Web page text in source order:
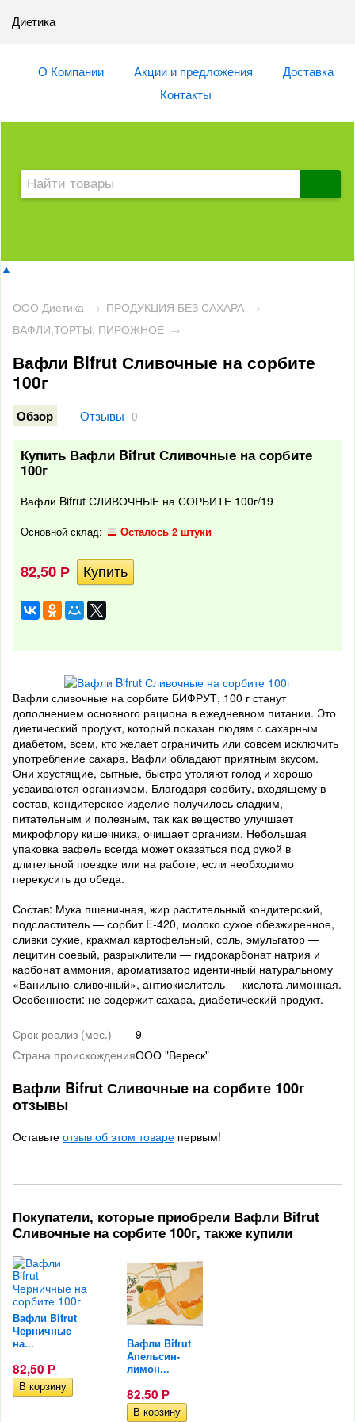
Диетика
О Компании Акции и предложения
Доставка
Контакты
▲
ООО Диетика → ПРОДУКЦИЯ БЕЗ САХАРА →
ВАФЛИ,ТОРТЫ, ПИРОЖНОЕ →
Вафли Bifrut Сливочные на сорбите
100г
Обзор Отзывы 0
Купить Вафли Bifrut Сливочные на сорбите
100г
Вафли Bifrut СЛИВОЧНЫЕ на СОРБИТЕ 100г/19
Основной склад: Осталось 2 штуки
82,50 Р
Вафли сливочные на сорбите БИФРУТ, 100 г станут
дополнением основного рациона в ежедневном питании. Это
диетический продукт, который показан людям с сахарным
диабетом, всем, кто желает ограничить или совсем исключить
употребление сахара. Вафли обладают приятным вкусом.
Они хрустящие, сытные, быстро утоляют голод и хорошо
усваиваются организмом. Благодаря сорбиту, входящему в
состав, кондитерское изделие получилось сладким,
питательным и полезным, так как вещество улучшает
микрофлору кишечника, очищает организм. Небольшая
упаковка вафель всегда может оказаться под рукой в
длительной поездке или на работе, если необходимо
перекусить до обеда.
Состав: Мука пшеничная, жир растительный кондитерский,
подсластитель — сорбит E-420, молоко сухое обезжиренное,
сливки сухие, крахмал картофельный, соль, эмульгатор —
лецитин соевый, разрыхлители — гидрокарбонат натрия и
карбонат аммония, ароматизатор идентичный натуральному
«Ванильно-сливочный», антиокислитель — кислота лимонная.
Особенности: не содержит сахара, диабетический продукт.
Срок реализ (мес.)
9 —
Страна происхожденияООО "Вереск"
Вафли Bifrut Сливочные на сорбите 100г
отзывы
Оставьте отзыв об этом товаре первым!
Покупатели, которые приобрели Вафли Bifrut
Сливочные на сорбите 100г, также купили
Вафли Bifrut
Черничные
на...
82,50 Р
Вафли Bifrut
Апельсин-
лимон...
82,50 Р